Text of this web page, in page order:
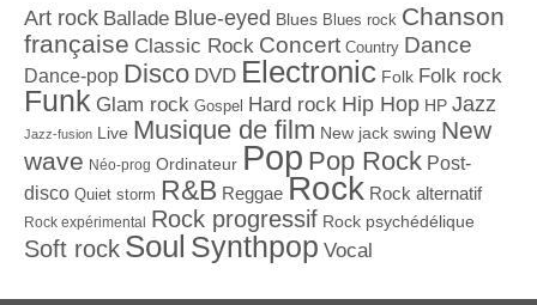
Art rock Ballade Blue-eyed Blues Blues rock Chanson
française Classic Rock Concert Country Dance
Dance-pop Disco DVD Electronic Folk Folk rock
Funk Glam rock Gospel Hard rock Hip Hop HP Jazz
Jazz-fusion Live Musique de film New jack swing New
wave Néo-prog Ordinateur Pop Pop Rock Post-
disco Quiet storm R&B Reggae Rock Rock alternatif
Rock expérimental Rock progressif Rock psychédélique
Soft rock Soul Synthpop Vocal